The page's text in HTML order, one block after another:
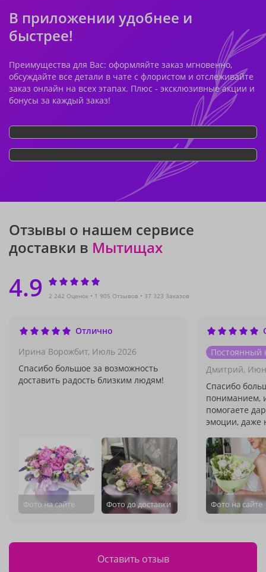
В приложении удобнее и
быстрее!
Преимущества для Вас: оформляйте заказ мгновенно,
обсуждайте все детали в чате с флористом и отслеживайте
заказ онлайн на всех этапах. Плюс - эксклюзивные акции и
бонусы за каждый заказ!
Отзывы о нашем сервисе
доставки в Мытищах
4.9 2 242 Оценок 1 905 Отзывов 37 323 Заказов
Отлично
Ирина Ворожбит, Июль 2026
Спасибо большое за возможность
доставить радость близким людям!
Фото на сайте Фото до доставки
Постоянный
Дмитрий,
Спасибо
пониманием,
помогаете
эмоции, даже
Фото на сайте
Оставить отзыв